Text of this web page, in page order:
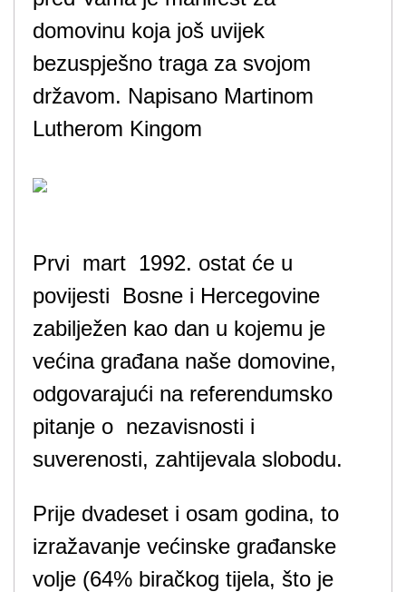
domovinu koja još uvijek
bezuspješno traga za svojom
državom. Napisano Martinom
Lutherom Kingom
Prvi mart 1992. ostat će u
povijesti Bosne i Hercegovine
zabilježen kao dan u kojemu je
većina građana naše domovine,
odgovarajući na referendumsko
pitanje o nezavisnosti i
suverenosti, zahtijevala slobodu.
Prije dvadeset i osam godina, to
izražavanje većinske građanske
volje (64% biračkog tijela, što je